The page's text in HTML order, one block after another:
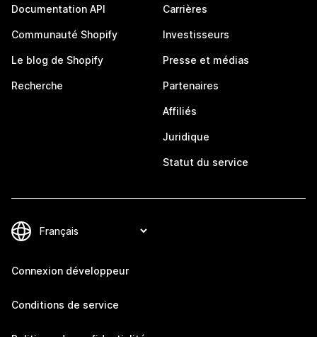
Documentation API
Communauté Shopify
Le blog de Shopify
Recherche
Carrières
Investisseurs
Presse et médias
Partenaires
Affiliés
Juridique
Statut du service
Connexion développeur
Conditions de service